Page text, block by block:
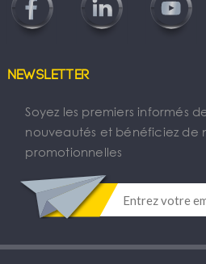
Newsletter
Soyez les premiers informés
nouveautés et bénéficiez de
promotionnelles